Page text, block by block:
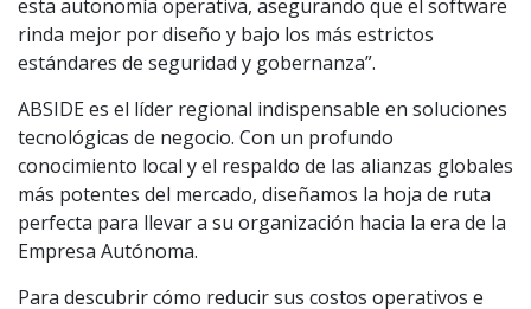
esta autonomía operativa, asegurando que el software
rinda mejor por diseño y bajo los más estrictos
estándares de seguridad y gobernanza”.
ABSIDE es el líder regional indispensable en soluciones
tecnológicas de negocio. Con un profundo
conocimiento local y el respaldo de las alianzas globales
más potentes del mercado, diseñamos la hoja de ruta
perfecta para llevar a su organización hacia la era de la
Empresa Autónoma.
Para descubrir cómo reducir sus costos operativos e